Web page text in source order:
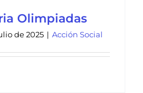
Olimpiadas
de 2025 | Acción Social